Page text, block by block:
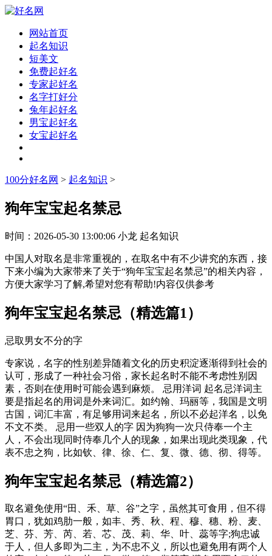
网站首页
起名知识
短美文
免费起好名
专家起好名
名字打好分
兔年起好名
男宝起好名
女宝起好名
100分好名网 > 起名知识 >
狗年宝宝起名禁忌
时间： 2026-05-30 13:00:06 小龙 起名知识
中国人对取名是非常重视的，在取名中有不少讲究的东西，接
下来小编为大家带来了关于“狗年宝宝起名禁忌”的相关内容，
方便大家学习了解,希望对您有帮助!内容仅供参考
狗年宝宝起名禁忌（精选篇1）
忌取男女不分的字
专家说，名字的性别差异随着文化的历史积淀逐渐得到社会的
认可，形成了一种社会习俗，家长起名时不能不考虑性别因
素，否则在使用时可能会遇到麻烦。 忌用洋词 起名忌洋词主
要是指起名的用词是外来词汇。如约翰、玛丽等，我国是文明
古国，词汇丰富，有足够用词来起名，所以不必起洋名，以免
不文不类。 忌用一些双人的字 因为狗狗一次只侍奉一个主
人，不会出现同时侍奉几个人的现象，如果出现此类现象，代
表不忠之狗，比如钦、律、徐、仁、复、微、德、彻、得等。
狗年宝宝起名禁忌（精选篇2）
取名避免使用“田、禾、草、谷”之字，虽然其可食用，但不得
胃口，犹如鸡肋一般，如丰、秀、秋、程、穆、穗、粉、麦、
芝、芬、芳、芮、若、芯、茂、莉、华、叶、蕊等字;狗忠诚
于人，但人多即为二主，为不忠不义，所以也避免用有两个人